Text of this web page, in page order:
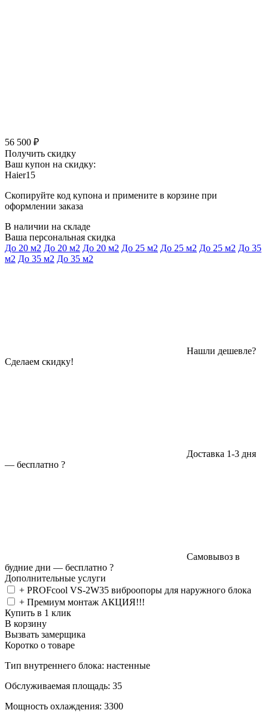
56 500 ₽
Получить скидку
Ваш купон на скидку:
Haier15
Скопируйте код купона и примените в корзине при
оформлении заказа
В наличии на складе
Ваша персональная скидка
До 20 м2 До 20 м2 До 20 м2 До 25 м2 До 25 м2 До 25 м2 До 35
м2 До 35 м2 До 35 м2
Нашли дешевле?
Сделаем скидку!
Доставка 1-3 дня
— бесплатно ?
Самовывоз в
будние дни — бесплатно ?
Дополнительные услуги
+ PROFcool VS-2W35 виброопоры для наружного блока
+ Премиум монтаж АКЦИЯ!!!
Купить в 1 клик
В корзину
Вызвать замерщика
Коротко о товаре
Тип внутреннего блока: настенные
Обслуживаемая площадь: 35
Мощность охлаждения: 3300